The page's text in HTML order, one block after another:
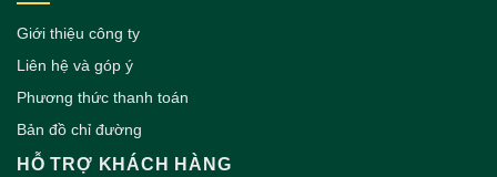
Giới thiệu công ty
Liên hệ và góp ý
Phương thức thanh toán
Bản đồ chỉ đường
HỖ TRỢ KHÁCH HÀNG